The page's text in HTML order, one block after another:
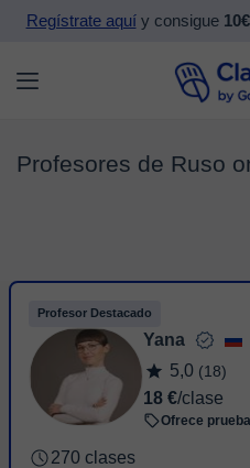
Regístrate aquíy consigue 10€
Profesores de Ruso
Profesor Destacado
Yana
5,0 (18)
18 €/clase
Ofrece
270 clases